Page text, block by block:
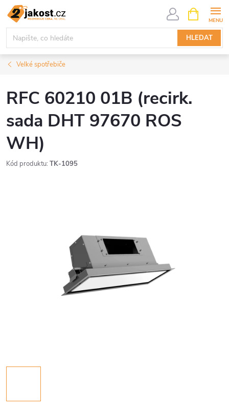
Přejít
obsah
HLEDAT
NÁKUPNÍ
KOŠÍK
Velké spotřebiče
RFC 60210 01B (recirk.
sada DHT 97670 ROS
WH)
Kód produktu: TK-1095